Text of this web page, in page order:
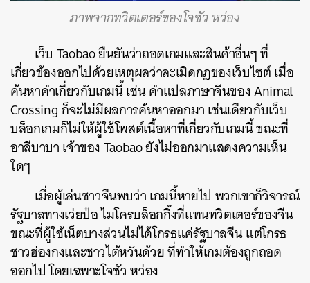
ภาพจากทวิตเตอร์ของโจชัว หว่อง
เว็บ Taobao ยืนยันว่าถอดเกมและสินค้าอื่นๆ ที่
เกี่ยวข้องออกไปด้วยเหตุผลว่าละเมิดกฎของเว็บไซต์ เมื่อ
ค้นหาคำเกี่ยวกับเกมนี้ เช่น คำแปลภาษาจีนของ Animal
Crossing ก็จะไม่มีผลการค้นหาออกมา เช่นเดียวกับเว็บ
บล็อกเกมก็ไม่ให้ผู้ใช้โพสต์เนื้อหาที่เกี่ยวกับเกมนี้ ขณะที่
อาลีบาบา เจ้าของ Taobao ยังไม่ออกมาแสดงความเห็น
ใดๆ
เมื่อผู้เล่นชาวจีนพบว่า เกมนี้หายไป พวกเขาก็วิจารณ์
รัฐบาลทางเว่ยป๋อ ไมโครบล็อกกิ้งที่แทนทวิตเตอร์ของจีน
ขณะที่ผู้ใช้เน็ตบางส่วนไม่ได้โกรธแค่รัฐบาลจีน แต่โกรธ
ชาวฮ่องกงและชาวไต้หวันด้วย ที่ทำให้เกมต้องถูกถอด
ออกไป โดยเฉพาะโจชัว หว่อง